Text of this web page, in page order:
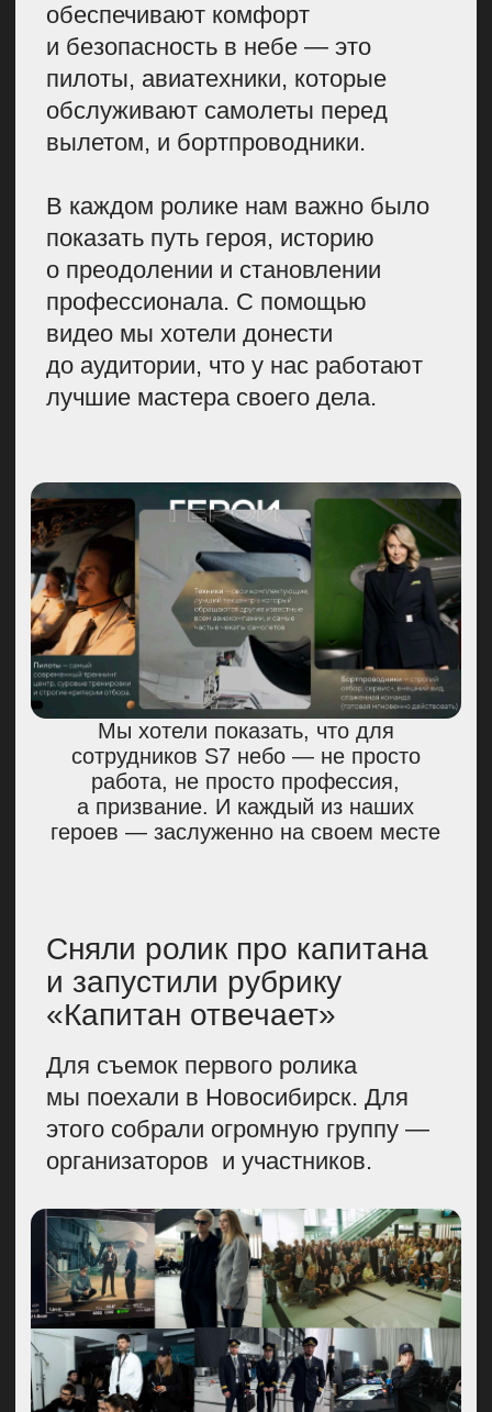
с участием наших капитанов.
В них также участвовали
действующие сотрудники S7.
С помощью СМИ мы раскрывали
героев, как профессионалов своего
дела и людей, с некоторыми
пилотами, мы даже организовали
Пилоты с радостью откликались на такую
активность. Так, они попали на обложки
Подготовили ролик про
авиатехника и ASMR-видео
с ремонтом самолетов
Вторым героем ролика был
авиатехник. И в нем мы тоже
пригласили поучаствовать
реальных авиатехников S7.
До начала съемок мы перешили
для них форму, референсом
которой стала форма пилотов
Формулы-1.
По задумке самолет должен
приехать на ТО, так же как болиды
Новая униформа понравилась команде
и теперь они работают в ней
мы также организовали серию
интеграций в топ-СМИ с участием
героев — наших авиамехаников.
А в соцсетях выпустили серию
ASMR-роликов со звуками
технического обслуживания
самолетов.